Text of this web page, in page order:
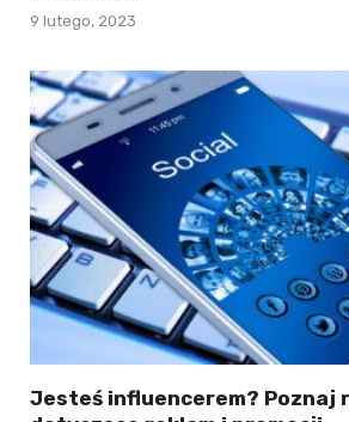
9 lutego, 2023
Jesteś influencerem? Poznaj